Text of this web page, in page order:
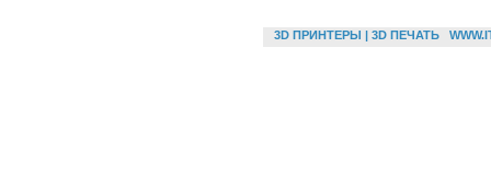
3D ПРИНТЕРЫ | 3D ПЕЧАТЬ